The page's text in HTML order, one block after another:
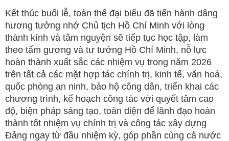
Kết thúc buổi lễ, toàn thể đại biểu đã tiến hành dâng
hương tưởng nhớ Chủ tịch Hồ Chí Minh với lòng
thành kính và tâm nguyện sẽ tiếp tục học tập, làm
theo tấm gương và tư tưởng Hồ Chí Minh, nỗ lực
hoàn thành xuất sắc các nhiệm vụ trong năm 2026
trên tất cả các mặt hợp tác chính trị, kinh tế, văn hoá,
quốc phòng an ninh, bảo hộ công dân, triển khai các
chương trình, kế hoạch công tác với quyết tâm cao
độ, biện pháp sáng tạo, toàn diện để lãnh đạo hoàn
thành tốt nhiệm vụ chính trị và công tác xây dựng
Đảng ngay từ đầu nhiệm kỳ, góp phần cùng cả nước